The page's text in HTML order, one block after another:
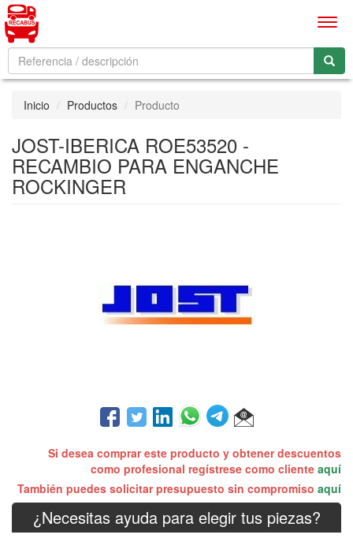
Inicio Productos Producto
JOST-IBERICA ROE53520 -
RECAMBIO PARA ENGANCHE
ROCKINGER
Si desea comprar este producto y obtener descuentos
como profesional regístrese como cliente aquí
También puedes solicitar presupuesto sin compromiso aquí
¿Necesitas ayuda para elegir tus piezas?